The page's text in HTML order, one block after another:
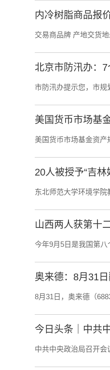
内冷树脂商品报
交易商品牌 产地交货
北京市防汛办：
市防汛办提示您，市规
美国货币市场基金资产
20人被授予“吉
东北师范大学环境学
山西两人获第十
今年9月5日是我国第八
奥来德：8月31
8月31日，奥来德（
今日头条｜中共
中共中央政治局召开